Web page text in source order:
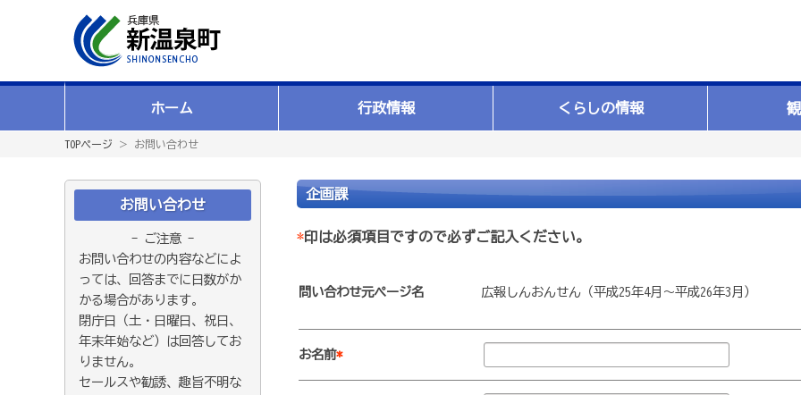
ホーム 行政情報 くらしの情報
TOPページ ＞ お問い合わせ
お問い合わせ
- ご注意 -
お問い合わせの内容などによ
っては、回答までに日数がか
かる場合があります。
閉庁日（土・日曜日、祝日、
年末年始など）は回答してお
りません。
セールスや勧誘、趣旨不明な
企画課
*印は必須項目ですので必ずご記入ください。
問い合わせ元ページ名 広報しんおんせん（平成25年4月～平成26年3月）
お名前*